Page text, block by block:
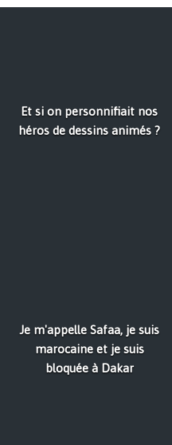
Et si on personnifiait nos
héros de dessins animés ?
Je m'appelle Safaa, je suis
marocaine et je suis
bloquée à Dakar